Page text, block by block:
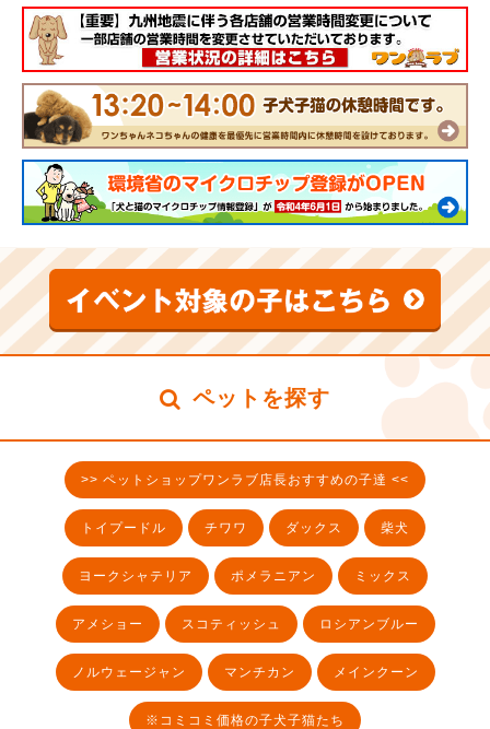
ペットを探す
>> ペットショップワンラブ店長おすすめの子達 <<
トイプードル チワワ ダックス 柴犬
ヨークシャテリア ポメラニアン ミックス
アメショー スコティッシュ ロシアンブルー
ノルウェージャン マンチカン メインクーン
※コミコミ価格の子犬子猫たち